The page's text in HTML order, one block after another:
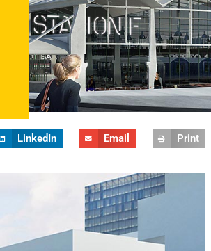
LinkedIn Email Print